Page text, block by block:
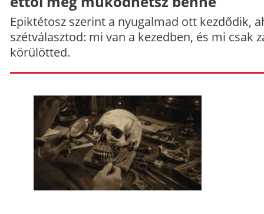
Epiktétosz szerint a nyugalmad ott kezdődik,
szétválasztod: mi van a kezedben, és mi csak
körülötted.